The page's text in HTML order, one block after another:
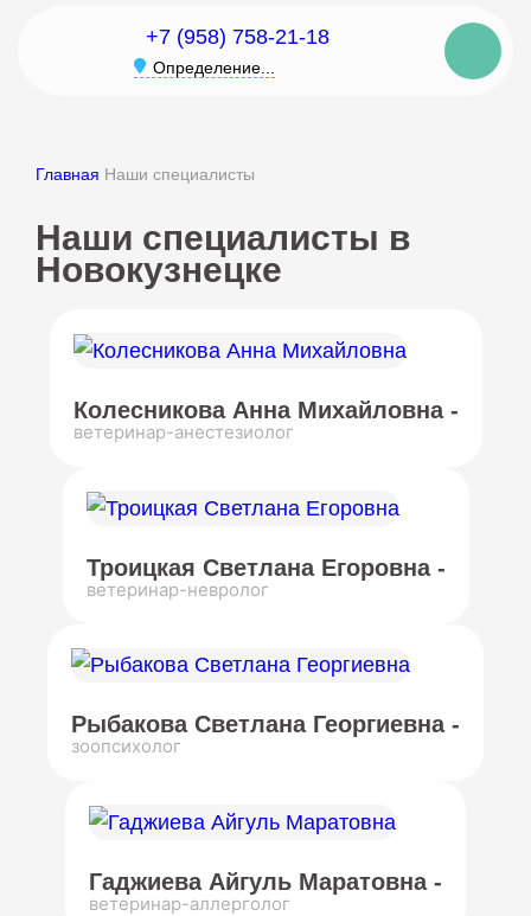
+7 (958) 758-21-18
Определение...
Главная Наши специалисты
Наши специалисты в
Новокузнецке
Колесникова Анна Михайловна -
ветеринар-анестезиолог
Троицкая Светлана Егоровна -
ветеринар-невролог
Рыбакова Светлана Георгиевна -
зоопсихолог
Гаджиева Айгуль Маратовна -
ветеринар-аллерголог